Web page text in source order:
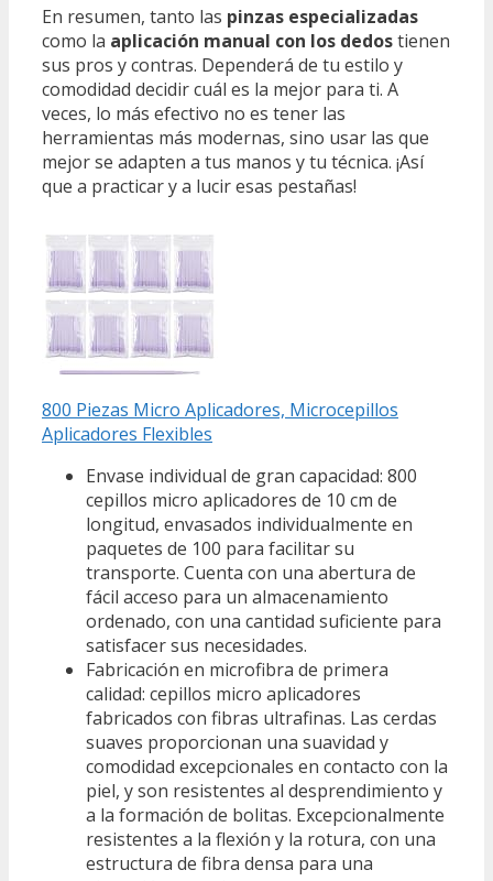
En resumen, tanto las pinzas especializadas
como la aplicación manual con los dedostienen
sus pros y contras. Dependerá de tu estilo y
comodidad decidir cuál es la mejor para ti. A
veces, lo más efectivo no es tener las
herramientas más modernas, sino usar las que
mejor se adapten a tus manos y tu técnica. ¡Así
que a practicar y a lucir esas pestañas!
800 Piezas Micro Aplicadores, Microcepillos
Aplicadores Flexibles
Envase individual de gran capacidad: 800
cepillos micro aplicadores de 10 cm de
longitud, envasados individualmente en
paquetes de 100 para facilitar su
transporte. Cuenta con una abertura de
fácil acceso para un almacenamiento
ordenado, con una cantidad suficiente para
satisfacer sus necesidades.
Fabricación en microfibra de primera
calidad: cepillos micro aplicadores
fabricados con fibras ultrafinas. Las cerdas
suaves proporcionan una suavidad y
comodidad excepcionales en contacto con la
piel, y son resistentes al desprendimiento y
a la formación de bolitas. Excepcionalmente
resistentes a la flexión y la rotura, con una
estructura de fibra densa para una